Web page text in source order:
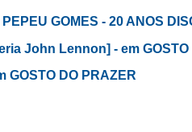
GOMES - 20 ANOS
John Lennon] - em GOSTO
GOSTO DO PRAZER